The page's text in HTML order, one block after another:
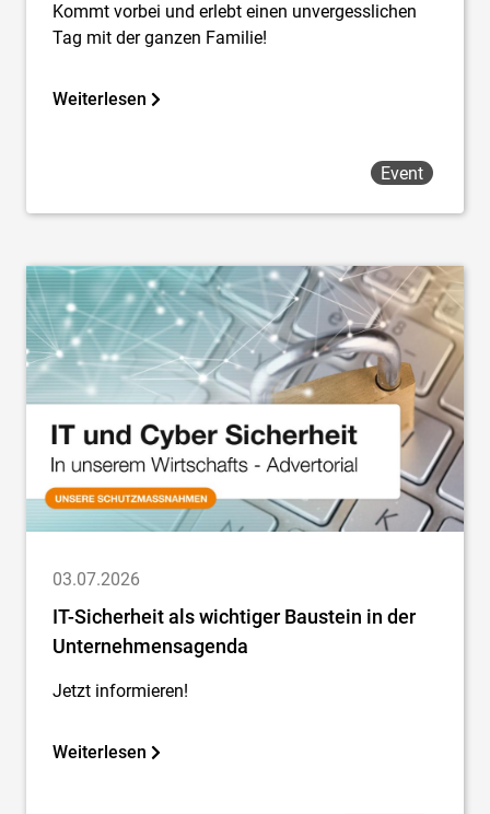
Kommt vorbei und erlebt einen unvergesslichen
Tag mit der ganzen Familie!
Weiterlesen
Event
03.07.2026
IT-Sicherheit als wichtiger Baustein in der
Unternehmensagenda
Jetzt informieren!
Weiterlesen